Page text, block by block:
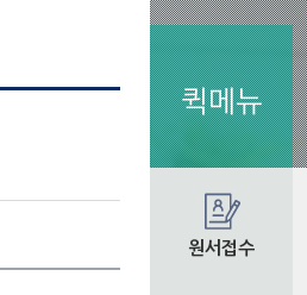
퀵메뉴
원서접수